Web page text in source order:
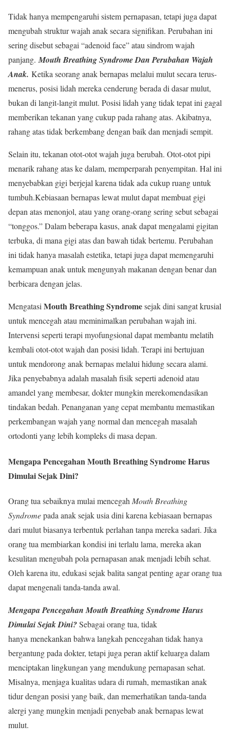
Tidak hanya mempengaruhi sistem pernapasan, tetapi juga dapat
mengubah struktur wajah anak secara signifikan. Perubahan ini
sering disebut sebagai “adenoid face” atau sindrom wajah
panjang.Mouth Breathing Syndrome Dan Perubahan Wajah
Anak. Ketika seorang anak bernapas melalui mulut secara terus-
menerus, posisi lidah mereka cenderung berada di dasar mulut,
bukan di langit-langit mulut. Posisi lidah yang tidak tepat ini gagal
memberikan tekanan yang cukup pada rahang atas. Akibatnya,
rahang atas tidak berkembang dengan baik dan menjadi sempit.
Selain itu, tekanan otot-otot wajah juga berubah. Otot-otot pipi
menarik rahang atas ke dalam, memperparah penyempitan. Hal ini
menyebabkan gigi berjejal karena tidak ada cukup ruang untuk
tumbuh.Kebiasaan bernapas lewat mulut dapat membuat gigi
depan atas menonjol, atau yang orang-orang sering sebut sebagai
“tonggos.” Dalam beberapa kasus, anak dapat mengalami gigitan
terbuka, di mana gigi atas dan bawah tidak bertemu. Perubahan
ini tidak hanya masalah estetika, tetapi juga dapat memengaruhi
kemampuan anak untuk mengunyah makanan dengan benar dan
berbicara dengan jelas.
MengatasiMouth Breathing Syndromesejak dini sangat krusial
untuk mencegah atau meminimalkan perubahan wajah ini.
Intervensi seperti terapi myofungsional dapat membantu melatih
kembali otot-otot wajah dan posisi lidah. Terapi ini bertujuan
untuk mendorong anak bernapas melalui hidung secara alami.
Jika penyebabnya adalah masalah fisik seperti adenoid atau
amandel yang membesar, dokter mungkin merekomendasikan
tindakan bedah. Penanganan yang cepat membantu memastikan
perkembangan wajah yang normal dan mencegah masalah
ortodonti yang lebih kompleks di masa depan.
Mengapa Pencegahan Mouth Breathing Syndrome Harus
Dimulai Sejak Dini?
Orang tua sebaiknya mulai mencegah Mouth Breathing
Syndromepada anak sejak usia dini karena kebiasaan bernapas
dari mulut biasanya terbentuk perlahan tanpa mereka sadari. Jika
orang tua membiarkan kondisi ini terlalu lama, mereka akan
kesulitan mengubah pola pernapasan anak menjadi lebih sehat.
Oleh karena itu, edukasi sejak balita sangat penting agar orang tua
dapat mengenali tanda-tanda awal.
Mengapa Pencegahan Mouth Breathing Syndrome Harus
Dimulai Sejak Dini?Sebagai orang tua, tidak
hanya menekankan bahwa langkah pencegahan tidak hanya
bergantung pada dokter, tetapi juga peran aktif keluarga dalam
menciptakan lingkungan yang mendukung pernapasan sehat.
Misalnya, menjaga kualitas udara di rumah, memastikan anak
tidur dengan posisi yang baik, dan memerhatikan tanda-tanda
alergi yang mungkin menjadi penyebab anak bernapas lewat
mulut.